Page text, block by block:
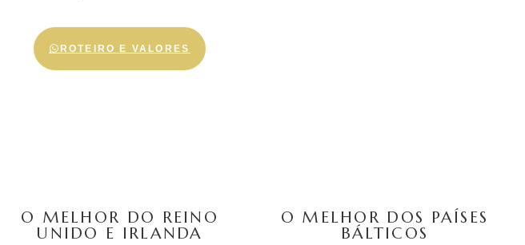
ROTEIRO E VALORES
O MELHOR DO REINO
UNIDO E IRLANDA
O MELHOR DOS PAÍSES
BÁLTICOS